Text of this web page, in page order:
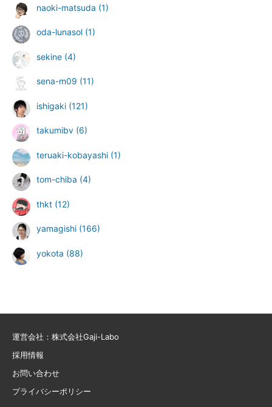
naoki-matsuda (1)
oda-lunasol (1)
sekine (4)
sena-m09 (11)
ishigaki (121)
takumibv (6)
teruaki-kobayashi (1)
tom-chiba (4)
thkt (12)
yamagishi (166)
yokota (88)
運営会社：株式会社Gaji-Labo
採用情報
お問い合わせ
プライバシーポリシー